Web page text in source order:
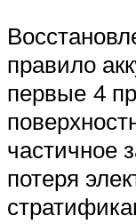
правило
первые 4
частичное
потеря